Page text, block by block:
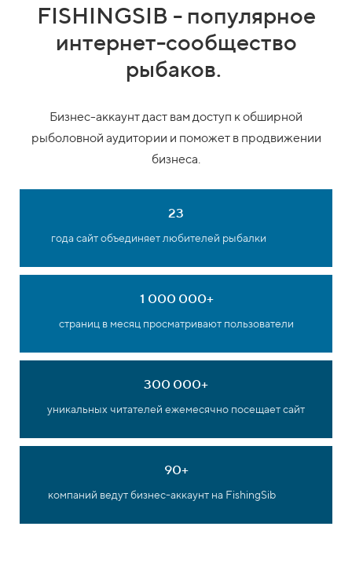
FISHINGSIB - популярное
интернет-сообщество
рыбаков.
Бизнес-аккаунт даст вам доступ к обширной
рыболовной аудитории и поможет в продвижении
бизнеса.
23
года сайт объединяет любителей рыбалки
1 000 000+
страниц в месяц просматривают пользователи
300 000+
уникальных читателей ежемесячно посещает сайт
90+
компаний ведут бизнес-аккаунт на FishingSib